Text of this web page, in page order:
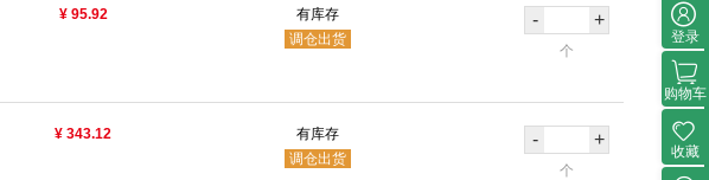
¥ 95.92
有库存
调仓出货
- +
个
¥ 343.12
有库存
调仓出货
- +
个
登录
购物车
收藏